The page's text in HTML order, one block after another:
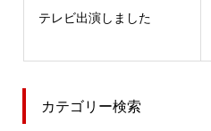
テレビ出演しました
カテゴリー検索